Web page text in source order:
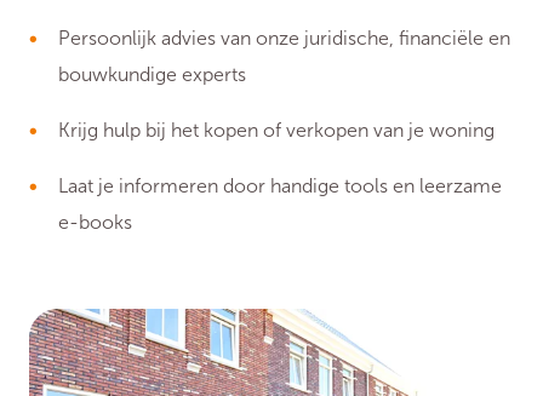
Persoonlijk advies van onze juridische, financiële en
bouwkundige experts
Krijg hulp bij het kopen of verkopen van je woning
Laat je informeren door handige tools en leerzame
e-books